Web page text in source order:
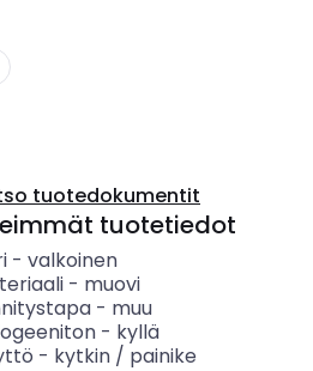
tuotedokumentit
tuotetiedot
- valkoinen
- muovi
- muu
- kyllä
- kytkin / painike